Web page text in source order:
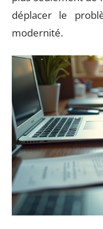
déplacer le
modernité.